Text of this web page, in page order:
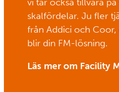
vi tar också tillvara
skalfördelar. Ju fler
från Addici och
blir din FM-lösning.
Läs mer om Facility